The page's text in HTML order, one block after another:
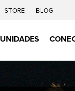
STORE BLOG